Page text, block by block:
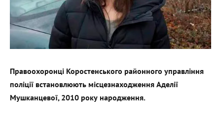
Правоохоронці Коростенського районного управління
поліції встановлюють місцезнаходження Аделії
Мушканцевої, 2010 року народження.